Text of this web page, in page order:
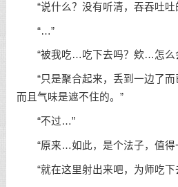
“说什么？没有听清，吞吞吐吐
“…”
“被我吃…吃下去吗？欸…怎么
“只是聚合起来，丢到一边了而
而且气味是遮不住的。”
“不过…”
“原来…如此，是个法子，值得
“就在这里射出来吧，为师吃下